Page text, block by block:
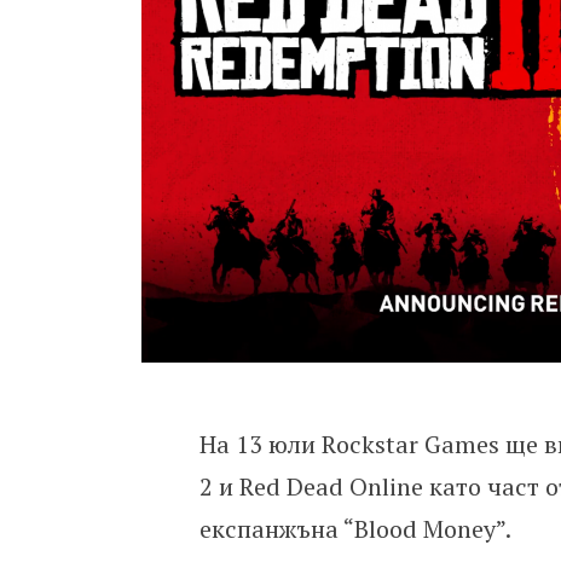
На 13 юли Rockstar Games ще
2 и Red Dead Online като част
експанжъна “Blood Money”.